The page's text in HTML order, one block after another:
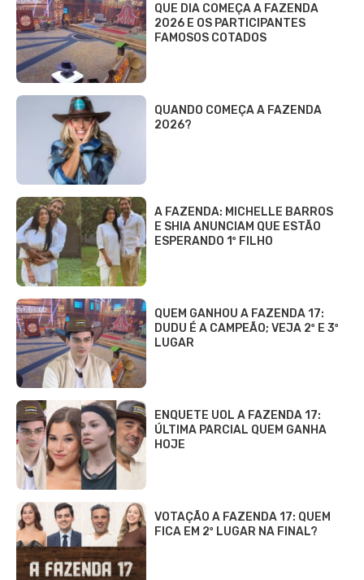
QUE DIA COMEÇA A FAZENDA
2026 E OS PARTICIPANTES
FAMOSOS COTADOS
QUANDO COMEÇA A FAZENDA
2026?
A FAZENDA: MICHELLE BARROS
E SHIA ANUNCIAM QUE ESTÃO
ESPERANDO 1º FILHO
QUEM GANHOU A FAZENDA 17:
DUDU É A CAMPEÃO; VEJA 2º E 3º
LUGAR
ENQUETE UOL A FAZENDA 17:
ÚLTIMA PARCIAL QUEM GANHA
HOJE
VOTAÇÃO A FAZENDA 17: QUEM
FICA EM 2º LUGAR NA FINAL?